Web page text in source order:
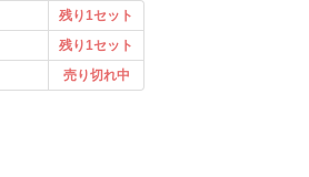
残り1セット
残り1セット
売り切れ中